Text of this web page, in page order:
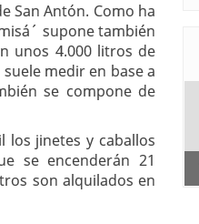
San Antón. Como ha
supone también
unos 4.000 litros de
medir en base a
se compone de
los jinetes y caballos
se encenderán 21
son alquilados en